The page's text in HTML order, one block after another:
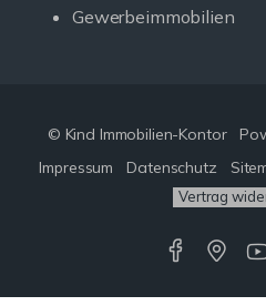
Gewerbeimmobilien
© Kind Immobilien-Kontor
Impressum
Datenschutz
Vertrag